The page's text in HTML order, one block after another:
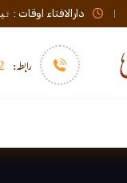
دارالافتاء اوقات : ٹیلی فون صبح 08:00 تا عشاء /
رابطہ: